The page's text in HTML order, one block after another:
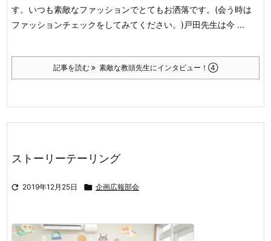
す。いつも素敵なファッションでとてもお洒落です。(会う時は
ファッションチェックをしてみてください。)戸田先生は今 ...
記事を読む 素敵な教頭先生にインタビュー！④
ストーリーテーリング
 2019年12月25日  企画広報部会